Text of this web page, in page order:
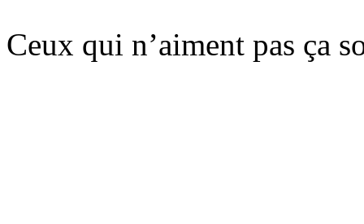
Ceux qui n’aiment pas ça